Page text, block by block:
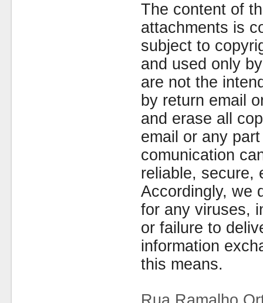
The content of
attachments is
subject to
and used only
are not the
by return email
and erase all
email or any
comunication
reliable, secure,
Accordingly, we
for any viruses,
or failure to
information
this means.